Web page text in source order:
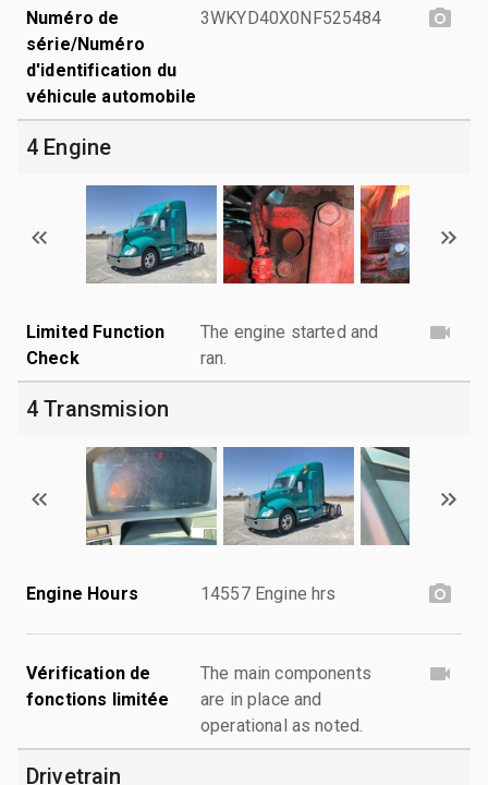
Numéro de
série/Numéro
d'identification du
véhicule automobile
3WKYD40X0NF525484
4 Engine
Limited Function
Check
The engine started and
ran.
4 Transmision
Engine Hours 14557 Engine hrs
Vérification de
fonctions limitée
The main components
are in place and
operational as noted.
Drivetrain